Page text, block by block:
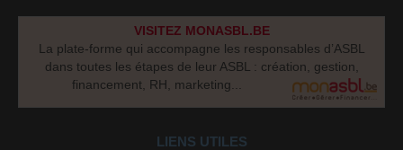
VISITEZ MONASBL.BE
La plate-forme qui accompagne les responsables d’ASBL
dans toutes les étapes de leur ASBL : création, gestion,
financement, RH, marketing...
LIENS UTILES